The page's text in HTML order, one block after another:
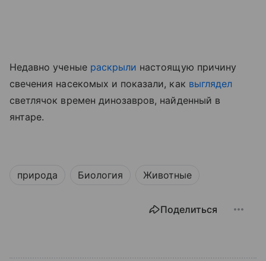
Недавно ученые раскрыли настоящую причину
свечения насекомых и показали, как выглядел
светлячок времен динозавров, найденный в
янтаре.
природа Биология Животные
Поделиться